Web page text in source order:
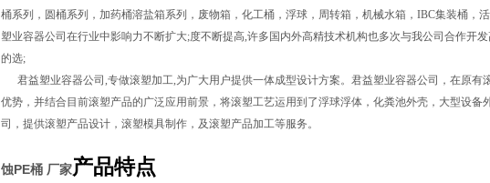
桶系列，圆桶系列，加药桶溶盐箱系列，废物箱，化工桶，浮球，周转箱，机械水箱，IBC集装
塑业容器公司在行业中影响力不断扩大;度不断提高,许多国内外高精技术机构也多次与我公司合作开
的选;
君益塑业容器公司,专做滚塑加工,为广大用户提供一体成型设计方案。君益塑业容器公司，在原有
优势，并结合目前滚塑产品的广泛应用前景，将滚塑工艺运用到了浮球浮体，化粪池外壳，大型设
司，提供滚塑产品设计，滚塑模具制作，及滚塑产品加工等服务。
蚀PE桶 厂家产品特点